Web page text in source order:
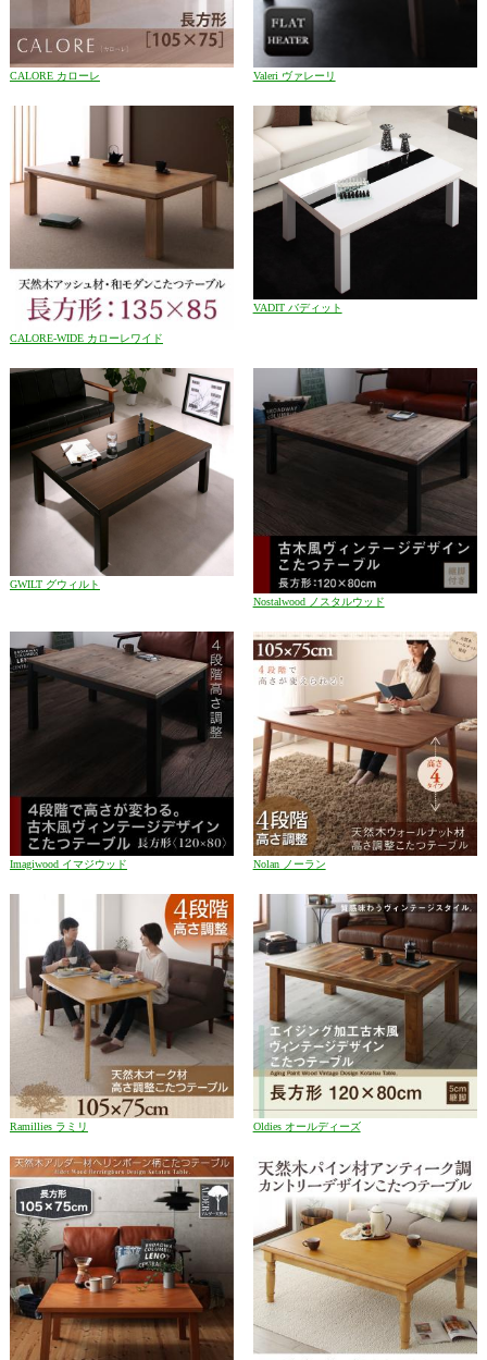
CALORE カローレ Valeri ヴァレーリ
CALORE-WIDE カローレワイド
VADIT バディット
GWILT グウィルト
Nostalwood ノスタルウッド
Imagiwood イマジウッド Nolan ノーラン
Ramillies ラミリ Oldies オールディーズ